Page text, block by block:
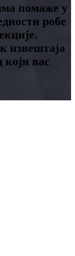
помаже у
робе
извештаја
који вас